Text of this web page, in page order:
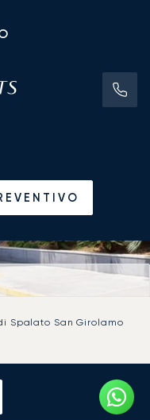
Spalato San Girolamo
per
San